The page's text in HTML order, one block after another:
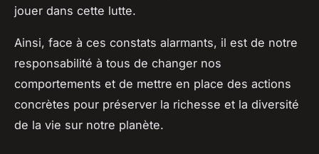
jouer dans cette lutte.
Ainsi, face à ces constats alarmants, il est de notre
responsabilité à tous de changer nos
comportements et de mettre en place des actions
concrètes pour préserver la richesse et la diversité
de la vie sur notre planète.